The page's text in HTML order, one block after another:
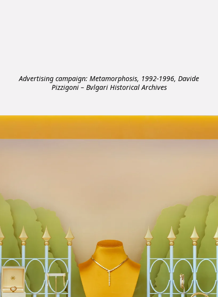
Advertising campaign: Metamorphosis, 1992-1996, Davide
Pizzigoni – Bvlgari Historical Archives